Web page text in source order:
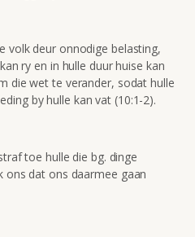
volk deur onnodige belasting,
ry en in hulle duur huise kan
die wet te verander, sodat hulle
by hulle kan vat (10:1-2).
toe hulle die bg. dinge
ons dat ons daarmee gaan